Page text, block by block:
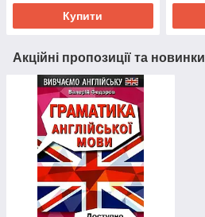
Купити
Акційні пропозиції та новинки